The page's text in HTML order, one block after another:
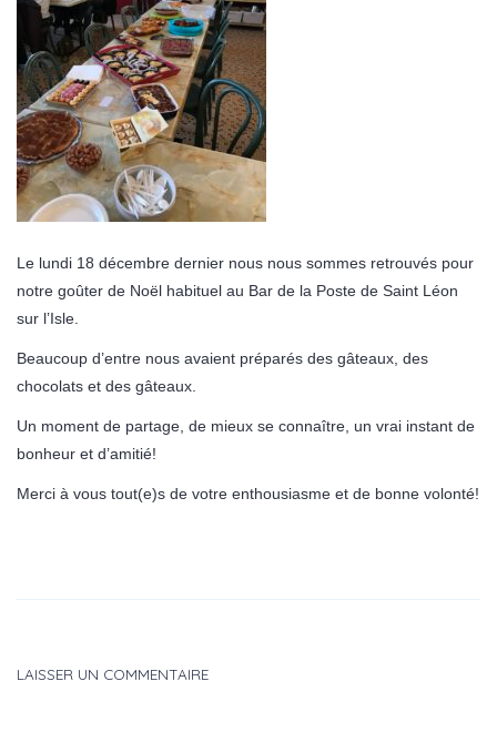
Le lundi 18 décembre dernier nous nous sommes retrouvés pour
notre goûter de Noël habituel au Bar de la Poste de Saint Léon
sur l’Isle.
Beaucoup d’entre nous avaient préparés des gâteaux, des
chocolats et des gâteaux.
Un moment de partage, de mieux se connaître, un vrai instant de
bonheur et d’amitié!
Merci à vous tout(e)s de votre enthousiasme et de bonne volonté!
LAISSER UN COMMENTAIRE